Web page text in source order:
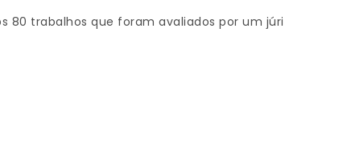
80 trabalhos que foram avaliados por um júri